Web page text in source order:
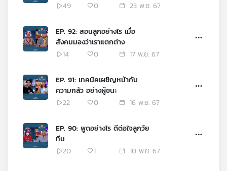
49
0 23 พ.ย. 67
EP. 92: สอนลูกอย่างไร เมื่อ
สังคมมองว่าเราแตกต่าง
14
0 17 พ.ย. 67
EP. 91: เทคนิคเผชิญหน้ากับ
ความกลัว อย่างผู้ชนะ
22
0 16 พ.ย. 67
EP. 90: พูดอย่างไร ดีต่อใจลูกวัย
ทีน
20
1 10 พ.ย. 67